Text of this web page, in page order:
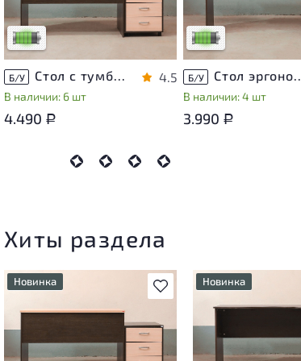
Низкая степень износа
Б/У Стол с тумбой ЛДСП Венге
В наличии: 6 шт
4.5
4.490 Р
использования
Низкая степень
Б/У Стол
В наличии: 4 шт
3.990 Р
Хиты раздела
В избранное
Новинка
незначительные следы
эксплуатации, не влияющие
Новинка
У товара
незначительные
эксплуатации, не
на удобство его
использования